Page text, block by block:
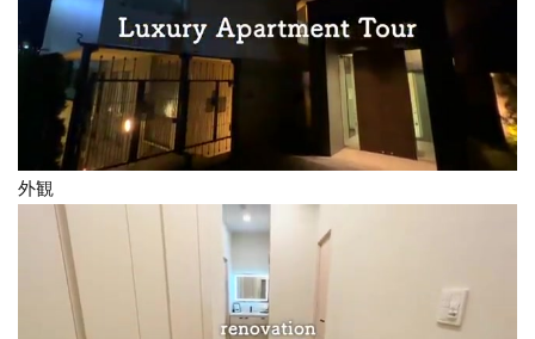
外観